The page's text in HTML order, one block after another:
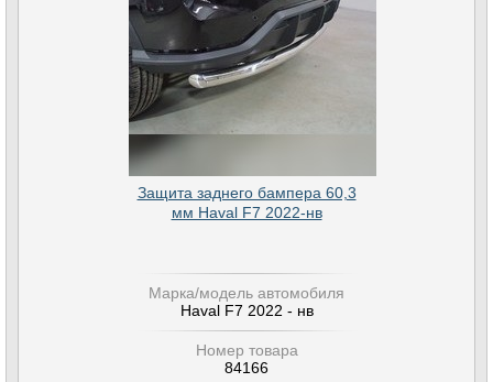
Защита заднего бампера 60,3
мм Haval F7 2022-нв
Марка/модель автомобиля
Haval F7 2022 - нв
Номер товара
84166